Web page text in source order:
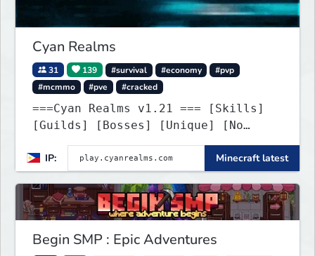
Cyan Realms
31 139 #survival #economy
#pvp
#mcmmo
#pve #cracked
===Cyan Realms v1.21 === [Skills]
[Guilds] [Bosses] [Unique] [No
Griefing]
IP:
Minecraft latest
Begin SMP : Epic Adventures